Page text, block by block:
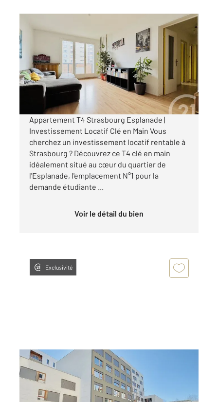
STRASBOURG 67
, 4 pièces
Appartement F4 à vendre
220 000 €
Visiter le site dédié
Appartement T4 Strasbourg Esplanade |
Investissement Locatif Clé en Main Vous
cherchez un investissement locatif rentable à
Strasbourg ? Découvrez ce T4 clé en main
idéalement situé au cœur du quartier de
l'Esplanade, l'emplacement N°1 pour la
demande étudiante ...
Voir le détail du bien
Exclusivité
STRASBOURG 67
25,17 m
2, 1 pièce
Ref : 24011
Appartement F1 à vendre